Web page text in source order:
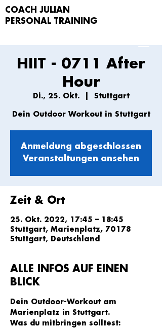
COACH JULIAN
PERSONAL TRAIN
ING
HIIT - 0711 After
Hour
Di., 25. Okt.
  |
Stuttgart
Dein Outdoor Workout in Stuttgart
Anmeldung abgeschlossen
Veranstaltungen ansehen
Zeit & Ort
25. Okt. 2022, 17:45 – 18:45
Stuttgart, Marienplatz, 70178
Stuttgart, Deutschland
ALLE INFOS AUF EINEN
BLICK
Dein Outdoor-Workout am
Marienplatz in Stuttgart.
Was du mitbringen solltest: